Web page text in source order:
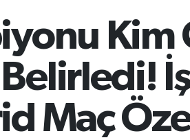
Kim
Maç